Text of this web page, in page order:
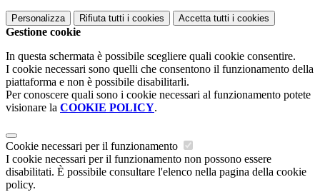
Personalizza Rifiuta tutti i cookies Accetta tutti i cookies
Gestione cookie
In questa schermata è possibile scegliere quali cookie consentire.
I cookie necessari sono quelli che consentono il funzionamento della
piattaforma e non è possibile disabilitarli.
Per conoscere quali sono i cookie necessari al funzionamento potete
visionare la COOKIE POLICY.
Cookie necessari per il funzionamento
I cookie necessari per il funzionamento non possono essere
disabilitati. È possibile consultare l'elenco nella pagina della cookie
policy.